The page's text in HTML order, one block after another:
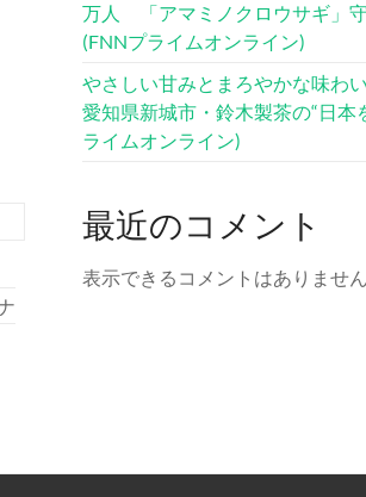
万人 「アマミノクロウサギ」
(FNNプライムオンライン)
やさしい甘みとまろやかな味わ
愛知県新城市・鈴木製茶の“日本
ライムオンライン)
最近のコメント
表示できるコメントはありません